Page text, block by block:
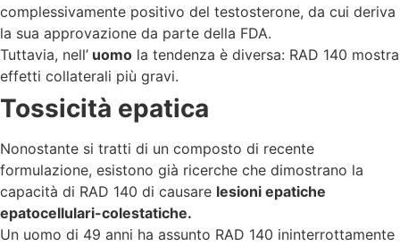
complessivamente positivo del testosterone, da cui deriva
la sua approvazione da parte della FDA.
Tuttavia, nell’ uomo la tendenza è diversa: RAD 140 mostra
effetti collaterali più gravi.
Tossicità epatica
Nonostante si tratti di un composto di recente
formulazione, esistono già ricerche che dimostrano la
capacità di RAD 140 di causare lesioni epatiche
epatocellulari-colestatiche.
Un uomo di 49 anni ha assunto RAD 140 ininterrottamente